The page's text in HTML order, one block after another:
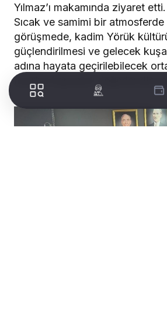
Yılmaz’ı makamında ziyaret etti.
Sıcak ve samimi bir
görüşmede, kadim Yörük
güçlendirilmesi ve gelecek
adına hayata geçirilebilecek
üzerine kapsamlı